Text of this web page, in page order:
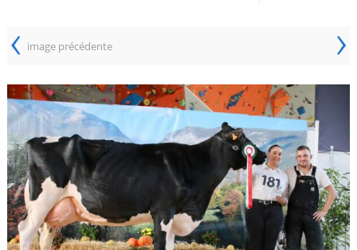
‹ image précédente ›